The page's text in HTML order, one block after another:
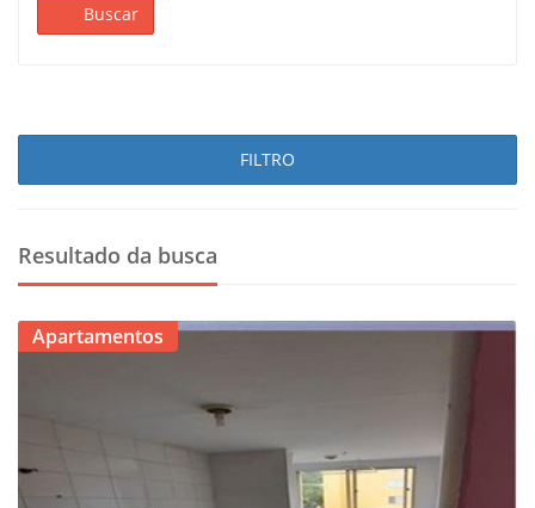
Buscar
FILTRO
Resultado da busca
Apartamentos